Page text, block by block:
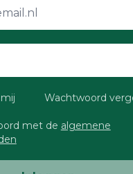
Wachtwoord
met de algemene